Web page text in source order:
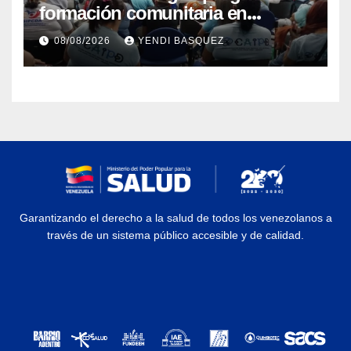
formación comunitaria en
atención a personas con
discapacidad
08/08/2026 YENDI BASQUEZ
Garantizando el derecho a la salud de todos los venezolanos a
través de un sistema público accesible y de calidad.